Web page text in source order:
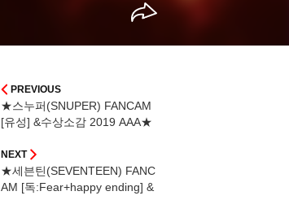
PREVIOUS
★스누퍼(SNUPER) FANCAM
[유성] &수상소감 2019 AAA★
NEXT
★세븐틴(SEVENTEEN) FANC
AM [독:Fear+happy ending] &